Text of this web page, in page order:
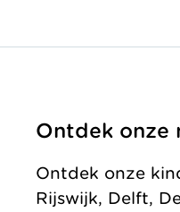
Ontdek onze
Ontdek onze
Rijswijk, Delft,